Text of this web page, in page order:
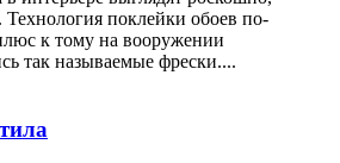
поклейки обоев по-
к тому на вооружении
так называемые фрески....